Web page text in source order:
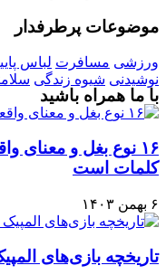
موضوعات پرطرفدار
ورزشی مسافرت لباس
نوشیدنی شیوه زندگی
با ما همراه باشید
۱۶ نوع بغل و معنای
کلمات است
۶ بهمن ۱۴۰۳
تاریخچه بازی‌های